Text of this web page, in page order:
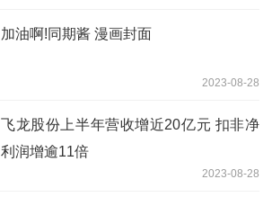
加油啊!同期酱 漫画封面
2023-08-28
飞龙股份上半年营收增近20亿元 扣非净
利润增逾11倍
2023-08-28